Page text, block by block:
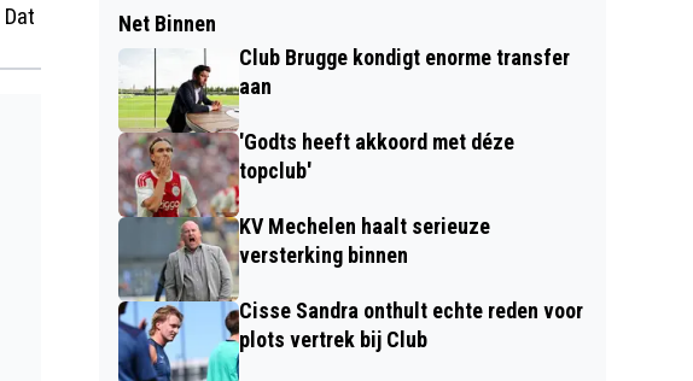
Dat
Net Binnen
Club Brugge kondigt enorme transfer
aan
'Godts heeft akkoord met déze
topclub'
KV Mechelen haalt serieuze
versterking binnen
Cisse Sandra onthult echte reden voor
plots vertrek bij Club